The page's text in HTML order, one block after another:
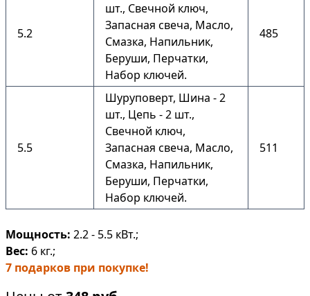
5.2
шт., Свечной ключ,
Запасная свеча, Масло,
Смазка, Напильник,
Беруши, Перчатки,
Набор ключей.
485
5.5
Шуруповерт, Шина - 2
шт., Цепь - 2 шт.,
Свечной ключ,
Запасная свеча, Масло,
Смазка, Напильник,
Беруши, Перчатки,
Набор ключей.
511
Мощность: 2.2 - 5.5 кВт.;
Вес: 6 кг.;
7 подарков при покупке!